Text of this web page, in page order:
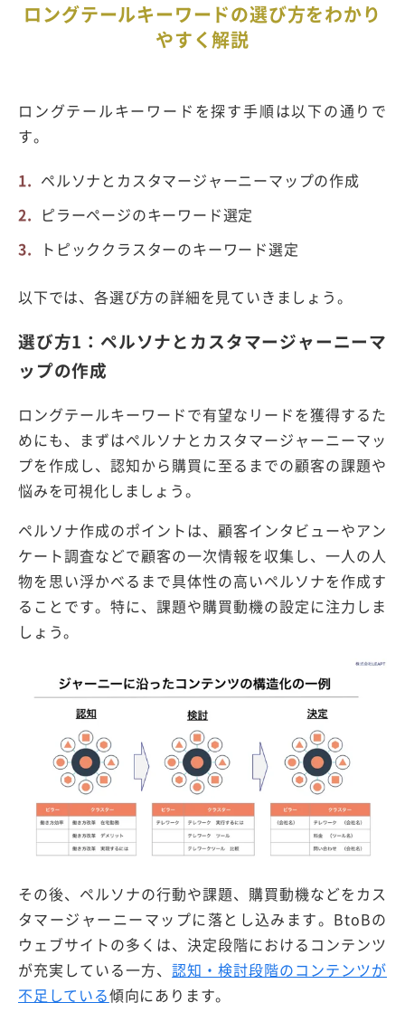
ロングテールキーワードの選び方をわかり
やすく解説
ロングテールキーワードを探す手順は以下の通りで
す。
ペルソナとカスタマージャーニーマップの作成
ピラーページのキーワード選定
トピッククラスターのキーワード選定
以下では、各選び方の詳細を見ていきましょう。
選び方1：ペルソナとカスタマージャーニーマ
ップの作成
ロングテールキーワードで有望なリードを獲得するた
めにも、まずはペルソナとカスタマージャーニーマッ
プを作成し、認知から購買に至るまでの顧客の課題や
悩みを可視化しましょう。
ペルソナ作成のポイントは、顧客インタビューやアン
ケート調査などで顧客の一次情報を収集し、一人の人
物を思い浮かべるまで具体性の高いペルソナを作成す
ることです。特に、課題や購買動機の設定に注力しま
しょう。
その後、ペルソナの行動や課題、購買動機などをカス
タマージャーニーマップに落とし込みます。BtoBの
ウェブサイトの多くは、決定段階におけるコンテンツ
が充実している一方、認知・検討段階のコンテンツが
不足している傾向にあります。